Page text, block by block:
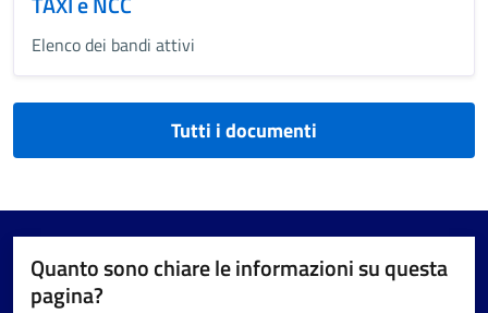
Elenco dei bandi attivi
Tutti i documenti
Quanto sono chiare le informazioni su questa
pagina?